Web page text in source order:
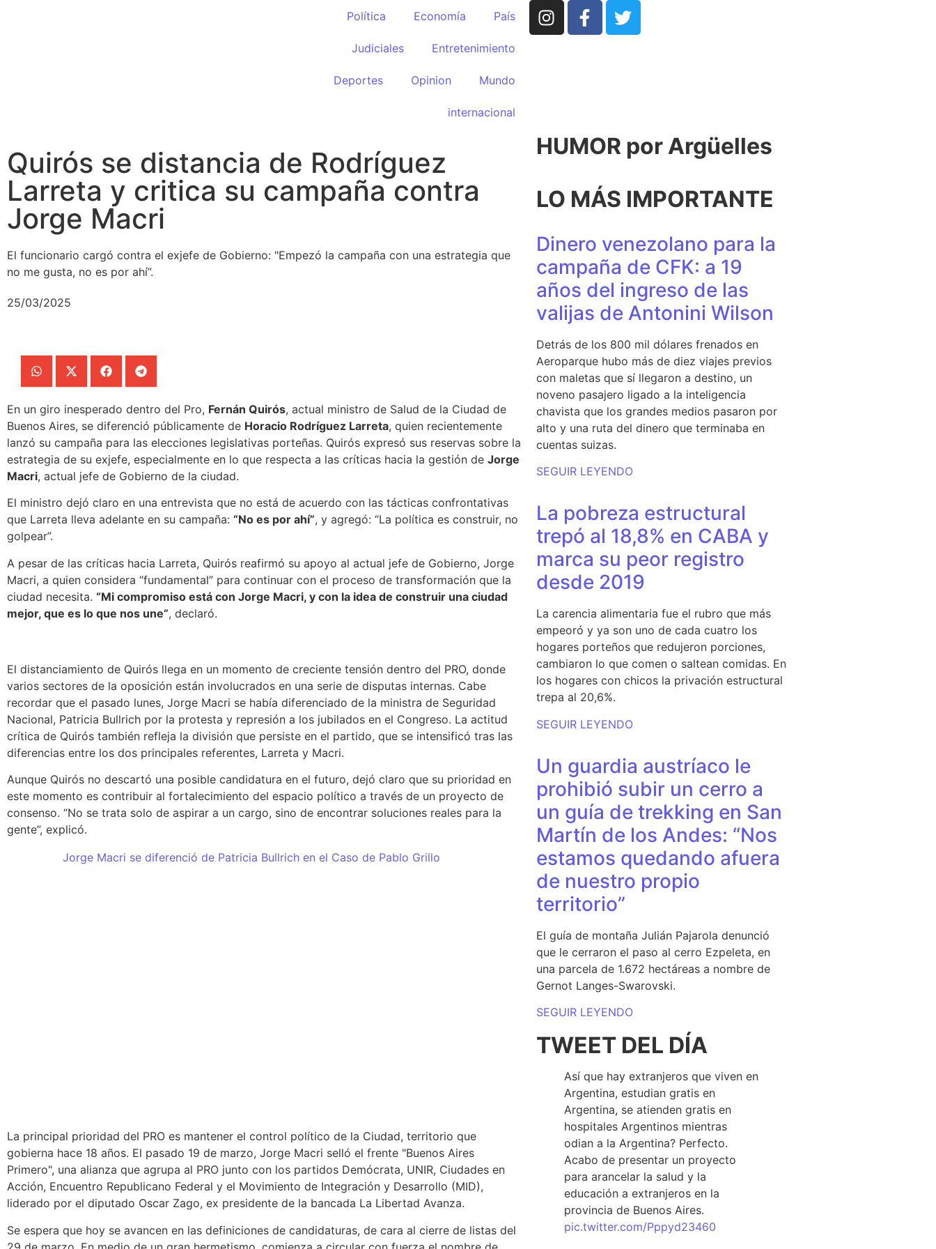
Política Economía País
Judiciales Entretenimiento
Deportes Opinion Mundo
internacional
Quirós se distancia de Rodríguez
Larreta y critica su campaña contra
Jorge Macri
El funcionario cargó contra el exjefe de Gobierno: "Empezó la campaña con una estrategia que
no me gusta, no es por ahí”.
25/03/2025
En un giro inesperado dentro del Pro, Fernán Quirós, actual ministro de Salud de la Ciudad de
Buenos Aires, se diferenció públicamente de Horacio Rodríguez Larreta, quien recientemente
lanzó su campaña para las elecciones legislativas porteñas. Quirós expresó sus reservas sobre la
estrategia de su exjefe, especialmente en lo que respecta a las críticas hacia la gestión de Jorge
Macri, actual jefe de Gobierno de la ciudad.
El ministro dejó claro en una entrevista que no está de acuerdo con las tácticas confrontativas
que Larreta lleva adelante en su campaña: “No es por ahí”, y agregó: “La política es construir, no
golpear”.
A pesar de las críticas hacia Larreta, Quirós reafirmó su apoyo al actual jefe de Gobierno, Jorge
Macri, a quien considera “fundamental” para continuar con el proceso de transformación que la
ciudad necesita. “Mi compromiso está con Jorge Macri, y con la idea de construir una ciudad
mejor, que es lo que nos une”, declaró.
El distanciamiento de Quirós llega en un momento de creciente tensión dentro del PRO, donde
varios sectores de la oposición están involucrados en una serie de disputas internas. Cabe
recordar que el pasado lunes, Jorge Macri se había diferenciado de la ministra de Seguridad
Nacional, Patricia Bullrich por la protesta y represión a los jubilados en el Congreso. La actitud
crítica de Quirós también refleja la división que persiste en el partido, que se intensificó tras las
diferencias entre los dos principales referentes, Larreta y Macri.
Aunque Quirós no descartó una posible candidatura en el futuro, dejó claro que su prioridad en
este momento es contribuir al fortalecimiento del espacio político a través de un proyecto de
consenso. “No se trata solo de aspirar a un cargo, sino de encontrar soluciones reales para la
gente”, explicó.
Jorge Macri se diferenció de Patricia Bullrich en el Caso de Pablo Grillo
La principal prioridad del PRO es mantener el control político de la Ciudad, territorio que
gobierna hace 18 años. El pasado 19 de marzo, Jorge Macri selló el frente "Buenos Aires
Primero", una alianza que agrupa al PRO junto con los partidos Demócrata, UNIR, Ciudades en
Acción, Encuentro Republicano Federal y el Movimiento de Integración y Desarrollo (MID),
liderado por el diputado Oscar Zago, ex presidente de la bancada La Libertad Avanza.
Se espera que hoy se avancen en las definiciones de candidaturas, de cara al cierre de listas del
HUMOR por Argüelles​
LO MÁS IMPORTANTE
Dinero venezolano para la
campaña de CFK: a 19
años del ingreso de las
valijas de Antonini Wilson
Detrás de los 800 mil dólares frenados en
Aeroparque hubo más de diez viajes previos
con maletas que sí llegaron a destino, un
noveno pasajero ligado a la inteligencia
chavista que los grandes medios pasaron por
alto y una ruta del dinero que terminaba en
cuentas suizas.
SEGUIR LEYENDO
La pobreza estructural
trepó al 18,8% en CABA y
marca su peor registro
desde 2019
La carencia alimentaria fue el rubro que más
empeoró y ya son uno de cada cuatro los
hogares porteños que redujeron porciones,
cambiaron lo que comen o saltean comidas. En
los hogares con chicos la privación estructural
trepa al 20,6%.
SEGUIR LEYENDO
Un guardia austríaco le
prohibió subir un cerro a
un guía de trekking en San
Martín de los Andes: “Nos
estamos quedando afuera
de nuestro propio
territorio”
El guía de montaña Julián Pajarola denunció
que le cerraron el paso al cerro Ezpeleta, en
una parcela de 1.672 hectáreas a nombre de
Gernot Langes-Swarovski.
SEGUIR LEYENDO
TWEET DEL DÍA
Así que hay extranjeros que viven en
Argentina, estudian gratis en
Argentina, se atienden gratis en
hospitales Argentinos mientras
odian a la Argentina? Perfecto.
Acabo de presentar un proyecto
para arancelar la salud y la
educación a extranjeros en la
provincia de Buenos Aires.
pic.twitter.com/Pppyd23460